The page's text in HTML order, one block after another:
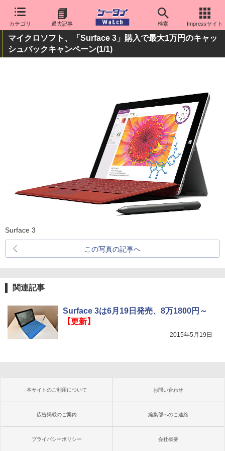
カテゴリ 過去記事 検索 Impressサイト
マイクロソフト、「Surface 3」購入で最大1万円のキャッ
シュバックキャンペーン(1/1)
Surface 3
この写真の記事へ
関連記事
Surface 3は6月19日発売、8万1800円～
【更新】
2015年5月19日
本サイトのご利用について お問い合わせ
広告掲載のご案内 編集部へのご連絡
プライバシーポリシー 会社概要